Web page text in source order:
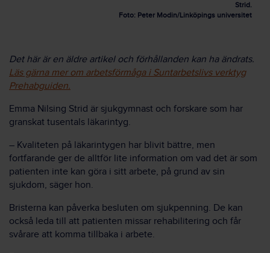
Strid.
Foto: Peter Modin/Linköpings universitet
Det här är en äldre artikel och förhållanden kan ha ändrats.
Läs gärna mer om arbetsförmåga i Suntarbetslivs verktyg
Prehabguiden.
Emma Nilsing Strid är sjukgymnast och forskare som har
granskat tusentals läkarintyg.
– Kvaliteten på läkarintygen har blivit bättre, men
fortfarande ger de alltför lite information om vad det är som
patienten inte kan göra i sitt arbete, på grund av sin
sjukdom, säger hon.
Bristerna kan påverka besluten om sjukpenning. De kan
också leda till att patienten missar rehabilitering och får
svårare att komma tillbaka i arbete.